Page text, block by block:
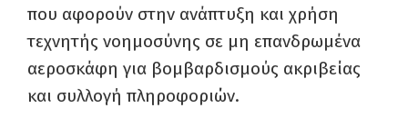
που αφορούν στην ανάπτυξη και χρήση
τεχνητής νοημοσύνης σε μη επανδρωμένα
αεροσκάφη για βομβαρδισμούς ακριβείας
και συλλογή πληροφοριών.